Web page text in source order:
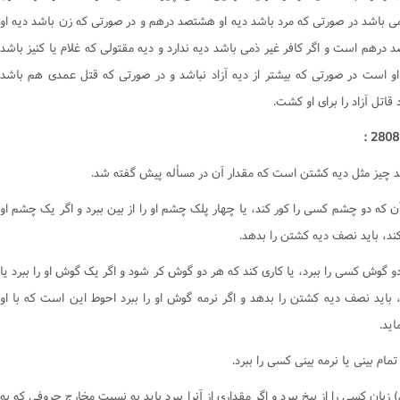
وصیت و ارث
کسب های حرام
و آشامیدنى‌ها
برخى از گناهان
میت
کتاب وکالت
کتاب وقف
کتاب هبه
کتاب سبق و رمایه
کتاب خُلع
کتاب ظهار
کتاب ایلاء
کتاب لعان
کتاب اقرار
کتاب جعاله
باشد در صورتى که مرد باشد ديه او هشتصد درهم و در صورتى که زن باشد ديه او
درهم است و اگر کافر غير ذمى باشد ديه ندارد و ديه مقتولى که غلام يا کنيز باشد
است در صورتى که بيشتر از ديه آزاد نباشد و در صورتى که قتل عمدى هم باشد
قاتل آزاد را براى او کشت.
چيز مثل ديه کشتن است که مقدار آن در مسأله پيش گفته شد.
که دو چشم کسى را کور کند، يا چهار پلک چشم او را از بين ببرد و اگر يک چشم او
بايد نصف ديه کشتن را بدهد.
گوش کسى را ببرد، يا کارى کند که هر دو گوش کر شود و اگر يک گوش او را ببرد يا
بايد نصف ديه کشتن را بدهد و اگر نرمه گوش او را ببرد احوط اين است که با او
بينى يا نرمه بينى کسى را ببرد.
زبان کسى را از بيخ ببرد و اگر مقدارى از آنرا ببرد بايد به نسبت مخارج حروفى که به